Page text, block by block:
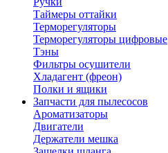
Таймеры оттайки
Терморегуляторы
Терморегуляторы цифровые
Тэны
Фильтры осушители
Хладагент (фреон)
Полки и ящики
Запчасти для пылесосов
Ароматизаторы
Двигатели
Держатели мешка